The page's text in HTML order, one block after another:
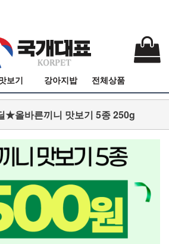
보기 강아지밥 전체상품
올바른끼니 맛보기 5종 250g